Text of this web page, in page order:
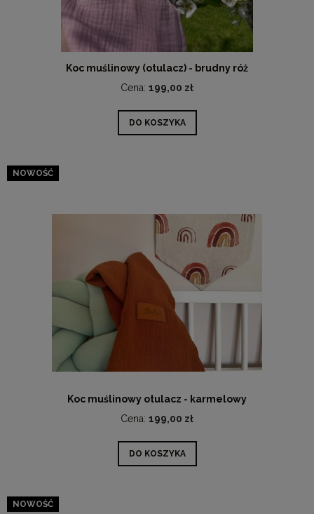
Koc muślinowy (otulacz) - brudny róż
Cena: 199,00 zł
DO KOSZYKA
Koc muślinowy otulacz - karmelowy
Cena: 199,00 zł
DO KOSZYKA
NOWOŚĆ
NOWOŚĆ